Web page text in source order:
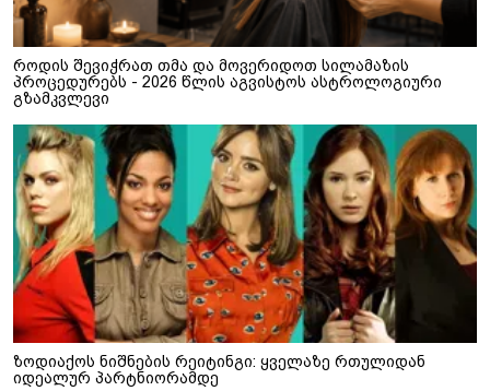
როდის შევიჭრათ თმა და მოვერიდოთ სილამაზის
პროცედურებს - 2026 წლის აგვისტოს ასტროლოგიური
გზამკვლევი
ზოდიაქოს ნიშნების რეიტინგი: ყველაზე რთულიდან
იდეალურ პარტნიორამდე